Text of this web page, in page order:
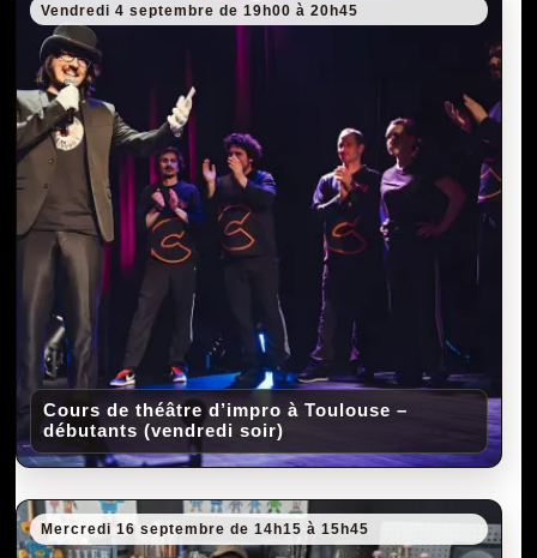
Cours de théâtre d’impro à Toulouse –
débutants (vendredi soir)
Vendredi 4 septembre de 19h00 à 20h45
Mercredi 16 septembre de 14h15 à 15h45